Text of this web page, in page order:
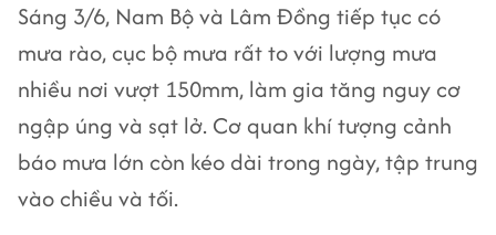
Sáng 3/6, Nam Bộ và Lâm Đồng tiếp tục có
mưa rào, cục bộ mưa rất to với lượng mưa
nhiều nơi vượt 150mm, làm gia tăng nguy cơ
ngập úng và sạt lở. Cơ quan khí tượng cảnh
báo mưa lớn còn kéo dài trong ngày, tập trung
vào chiều và tối.